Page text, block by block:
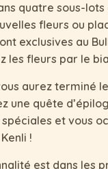
quatre sous-
fleurs ou
exclusives au
les fleurs par le
aurez terminé
une quête
et vous
!
est dans les